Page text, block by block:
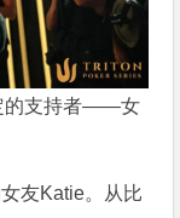
的支持者——女
友Katie。从比